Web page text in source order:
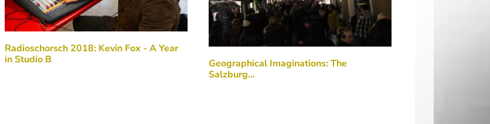
Radioschorsch 2018: Kevin Fox - A Year
in Studio B
Geographical Imaginations: The
Salzburg…